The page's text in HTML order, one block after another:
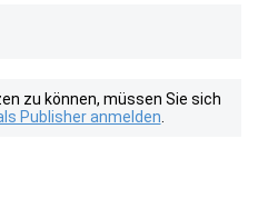
zu können, müssen Sie sich
Publisher anmelden